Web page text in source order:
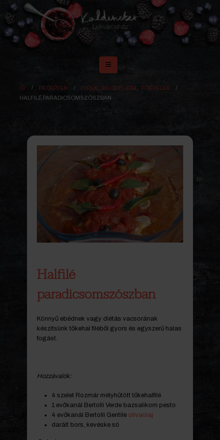
RECEPTEK HÍREK RECEPTJEIM
FŐÉTELEK
HALFILÉ PARADICSOMSZÓSZBAN
Halfilé
paradicsomszószban
Könnyű ebédnek vagy diétás vacsorának
készítsünk tőkehal filéből gyors és egyszerű halas
fogást.
Hozzávalók:
4 szelet Rozmár mélyhűtött tőkehalfilé
1 evőkanál Bertolli Verde bazsalikom pesto
4 evőkanál Bertolli Gentile olívaolaj
darált bors, kevéske só